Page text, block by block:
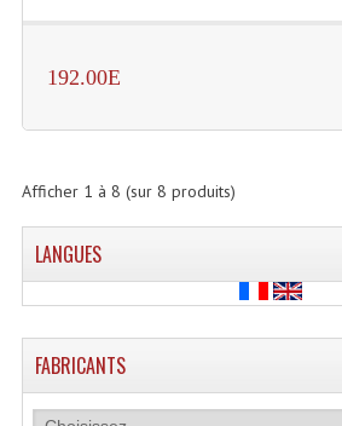
Lumières Noire
Panneaux, Piste Danse
Petit Effets
192.00E
Afficher 1 à 8 (sur 8 produits)
LANGUES
FABRICANTS